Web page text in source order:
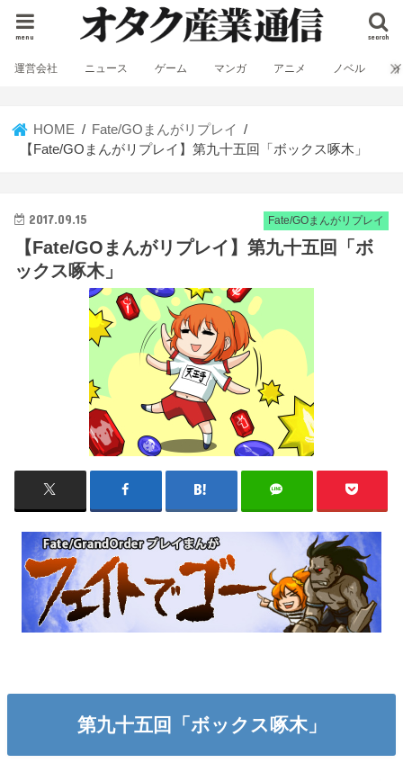
search
menu
運営会社 ニュース ゲーム マンガ アニメ ノベル
HOME
Fate/GOまんがリプレイ
【Fate/GOまんがリプレイ】第九十五回「ボックス啄木」
Fate/GOまんがリプレイ
2017.09.15
【Fate/GOまんがリプレイ】第九十五回「ボ
ックス啄木」
第九十五回「ボックス啄木」